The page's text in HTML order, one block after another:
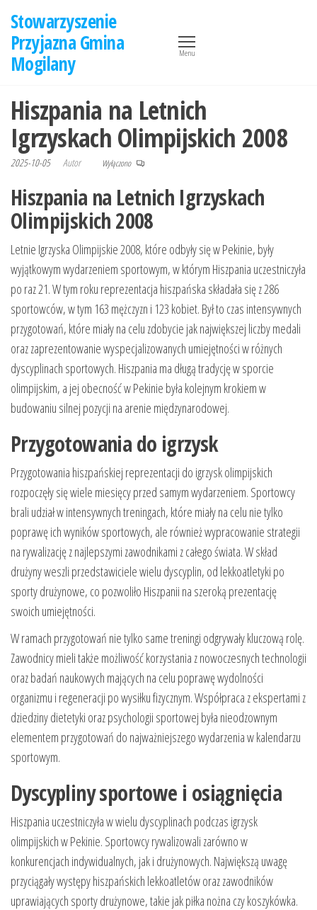
treści
Stowarzyszenie
Przyjazna Gmina
Mogilany
Menu
Hiszpania na Letnich
Igrzyskach Olimpijskich 2008
2025-10-05 Autor Wyłączono
Hiszpania na Letnich Igrzyskach
Olimpijskich 2008
Letnie Igrzyska Olimpijskie 2008, które odbyły się w Pekinie, były
wyjątkowym wydarzeniem sportowym, w którym Hiszpania uczestniczyła
po raz 21. W tym roku reprezentacja hiszpańska składała się z 286
sportowców, w tym 163 mężczyzn i 123 kobiet. Był to czas intensywnych
przygotowań, które miały na celu zdobycie jak największej liczby medali
oraz zaprezentowanie wyspecjalizowanych umiejętności w różnych
dyscyplinach sportowych. Hiszpania ma długą tradycję w sporcie
olimpijskim, a jej obecność w Pekinie była kolejnym krokiem w
budowaniu silnej pozycji na arenie międzynarodowej.
Przygotowania do igrzysk
Przygotowania hiszpańskiej reprezentacji do igrzysk olimpijskich
rozpoczęły się wiele miesięcy przed samym wydarzeniem. Sportowcy
brali udział w intensywnych treningach, które miały na celu nie tylko
poprawę ich wyników sportowych, ale również wypracowanie strategii
na rywalizację z najlepszymi zawodnikami z całego świata. W skład
drużyny weszli przedstawiciele wielu dyscyplin, od lekkoatletyki po
sporty drużynowe, co pozwoliło Hiszpanii na szeroką prezentację
swoich umiejętności.
W ramach przygotowań nie tylko same treningi odgrywały kluczową rolę.
Zawodnicy mieli także możliwość korzystania z nowoczesnych technologii
oraz badań naukowych mających na celu poprawę wydolności
organizmu i regeneracji po wysiłku fizycznym. Współpraca z ekspertami z
dziedziny dietetyki oraz psychologii sportowej była nieodzownym
elementem przygotowań do najważniejszego wydarzenia w kalendarzu
sportowym.
Dyscypliny sportowe i osiągnięcia
Hiszpania uczestniczyła w wielu dyscyplinach podczas igrzysk
olimpijskich w Pekinie. Sportowcy rywalizowali zarówno w
konkurencjach indywidualnych, jak i drużynowych. Największą uwagę
przyciągały występy hiszpańskich lekkoatletów oraz zawodników
uprawiających sporty drużynowe, takie jak piłka nożna czy koszykówka.